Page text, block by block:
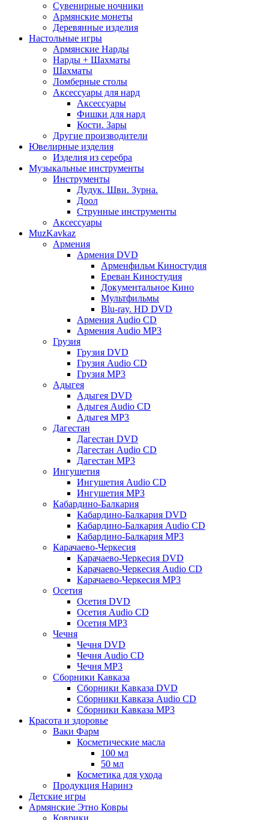
Сувенирные ночники
Армянские монеты
Деревянные изделия
Настольные игры
Армянские Нарды
Нарды + Шахматы
Шахматы
Ломберные столы
Аксессуары для нард
Аксессуары
Фишки для нард
Кости. Зары
Другие производители
Ювелирные изделия
Изделия из серебра
Музыкальные инструменты
Инструменты
Дудук. Шви. Зурна.
Доол
Струнные инструменты
Аксессуары
MuzKavkaz
Армения
Армения DVD
Арменфильм Киностудия
Ереван Киностудия
Документальное Кино
Мультфильмы
Blu-ray. HD DVD
Армения Audio CD
Армения Audio MP3
Грузия
Грузия DVD
Грузия Audio CD
Грузия MP3
Адыгея
Адыгея DVD
Адыгея Audio CD
Адыгея MP3
Дагестан
Дагестан DVD
Дагестан Audio CD
Дагестан MP3
Ингушетия
Ингушетия Audio CD
Ингушетия MP3
Кабардино-Балкария
Кабардино-Балкария DVD
Кабардино-Балкария Audio CD
Кабардино-Балкария MP3
Карачаево-Черкесия
Карачаево-Черкесия DVD
Карачаево-Черкесия Audio CD
Карачаево-Черкесия MP3
Осетия
Осетия DVD
Осетия Audio CD
Осетия MP3
Чечня
Чечня DVD
Чечня Audio CD
Чечня MP3
Сборники Кавказа
Сборники Кавказа DVD
Сборники Кавказа Audio CD
Сборники Кавказа MP3
Красота и здоровье
Ваки Фарм
Косметические масла
100 мл
50 мл
Косметика для ухода
Продукция Наринэ
Детские игры
Армянские Этно Ковры
Коврики